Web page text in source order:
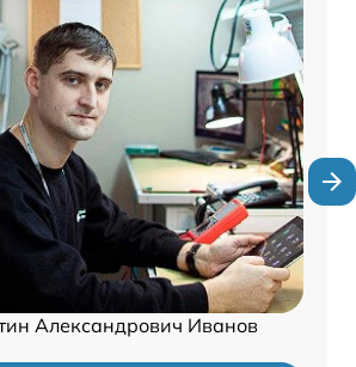
Александрович Иванов